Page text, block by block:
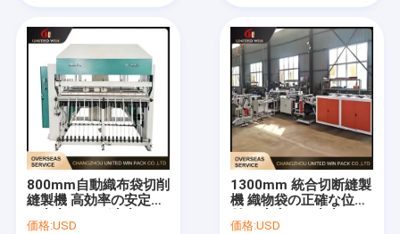
プロダクト
ビデオ
私達について
工場旅行
品質管理
800mm自動織布袋切削
縫製機 高効率の安定し
価格:USD
1300mm 統合切断縫製
機 織物袋の正確な位置
価格:USD